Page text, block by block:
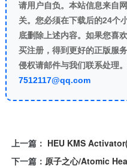
请用户自负。本站信息来自
关。您必须在下载后的24个
底删除上述内容。如果您喜
买注册，得到更好的正版服
侵权请邮件与我们联系处理
7512117@qq.com
上一篇： HEU KMS
下一篇： 原子之心/Atomic